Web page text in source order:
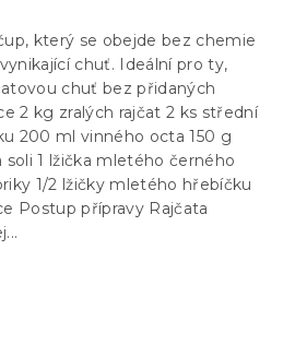
který se obejde bez chemie
chuť. Ideální pro ty,
chuť bez přidaných
2 kg zralých rajčat 2 ks střední
200 ml vinného octa 150 g
1 lžička mletého černého
1/2 lžičky mletého hřebíčku
Postup přípravy Rajčata